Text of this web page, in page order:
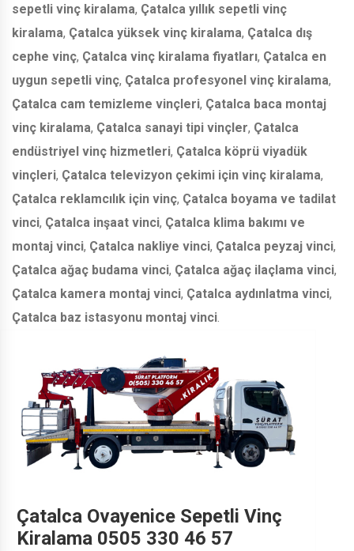
sepetli vinç kiralama, Çatalca yıllık sepetli vinç
kiralama, Çatalca yüksek vinç kiralama, Çatalca dış
cephe vinç, Çatalca vinç kiralama fiyatları, Çatalca en
uygun sepetli vinç, Çatalca profesyonel vinç kiralama,
Çatalca cam temizleme vinçleri, Çatalca baca montaj
vinç kiralama, Çatalca sanayi tipi vinçler, Çatalca
endüstriyel vinç hizmetleri, Çatalca köprü viyadük
vinçleri, Çatalca televizyon çekimi için vinç kiralama,
Çatalca reklamcılık için vinç, Çatalca boyama ve tadilat
vinci, Çatalca inşaat vinci, Çatalca klima bakımı ve
montaj vinci, Çatalca nakliye vinci, Çatalca peyzaj vinci,
Çatalca ağaç budama vinci, Çatalca ağaç ilaçlama vinci,
Çatalca kamera montaj vinci, Çatalca aydınlatma vinci,
Çatalca baz istasyonu montaj vinci
Çatalca Ovayenice Sepetli Vinç
Kiralama 0505 330 46 57